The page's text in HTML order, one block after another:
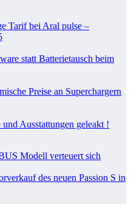
Tarif bei Aral pulse –
statt Batterietausch beim
Preise an Superchargern
und Ausstattungen geleakt !
Modell verteuert sich
des neuen Passion S in